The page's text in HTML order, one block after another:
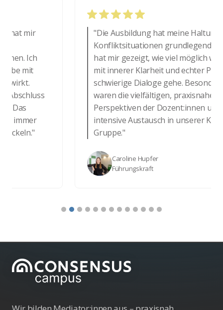
mir
Ich
mit
"Die Ausbildung hat meine Haltung in
Konfliktsituationen grundlegend
hat mir gezeigt, wie viel möglich wird,
mit innerer Klarheit und echter
schwierige Dialoge gehe. Besonders
waren die vielfältigen, praxisnahen
Perspektiven der Dozent:innen und der
intensive Austausch in unserer
Gruppe."
Caroline Hupfer
Führungskraft